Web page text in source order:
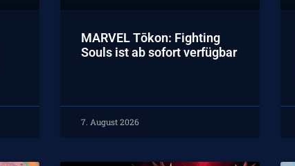
MARVEL Tōkon: Fighting
Souls ist ab sofort verfügbar
7. August 2026